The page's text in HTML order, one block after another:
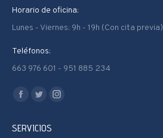
Horario de oficina:
Lunes - Viernes: 9h - 19h (Con cita previa)
Teléfonos:
663 976 601 - 951 885 234
Encuéntranos en:
Facebook
opens
Twitter
opens
Instagram
SERVICIOS